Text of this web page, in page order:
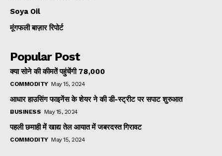
Soya Oil
मूंगफली बाज़ार रिपोर्ट
Popular Post
क्या सोने की कीमतें पहुंचेंगी ₹78,000
COMMODITY May 15, 2024
आधार हाउसिंग फाइनेंस के शेयर ने की डी-स्ट्रीट पर सपाट शुरुआत
BUSINESS May 15, 2024
पहली छमाही में खाद्य तेल आयात में जबरदस्त गिरावट
COMMODITY May 15, 2024